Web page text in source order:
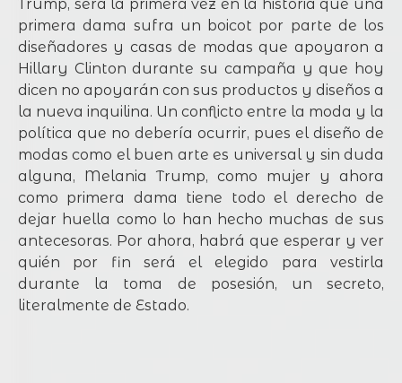
Trump, será la primera vez en la historia que una
primera dama sufra un boicot por parte de los
diseñadores y casas de modas que apoyaron a
Hillary Clinton durante su campaña y que hoy
dicen no apoyarán con sus productos y diseños a
la nueva inquilina. Un conflicto entre la moda y la
política que no debería ocurrir, pues el diseño de
modas como el buen arte es universal y sin duda
alguna, Melania Trump, como mujer y ahora
como primera dama tiene todo el derecho de
dejar huella como lo han hecho muchas de sus
antecesoras. Por ahora, habrá que esperar y ver
quién por fin será el elegido para vestirla
durante la toma de posesión, un secreto,
literalmente de Estado.